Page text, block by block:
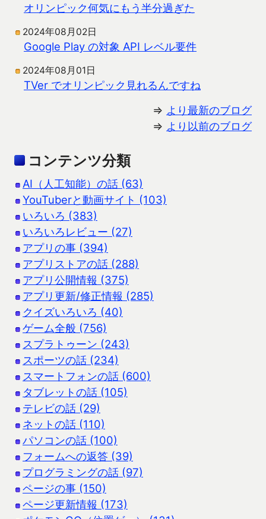
オリンピック何気にもう半分過ぎた
2024年08月02日
Google Play の対象 API レベル要件
2024年08月01日
TVer でオリンピック見れるんですね
⇒ より最新のブログ
⇒ より以前のブログ
コンテンツ分類
AI（人工知能）の話 (63)
YouTuberと動画サイト (103)
いろいろ (383)
いろいろレビュー (27)
アプリの事 (394)
アプリストアの話 (288)
アプリ公開情報 (375)
アプリ更新/修正情報 (285)
クイズいろいろ (40)
ゲーム全般 (756)
スプラトゥーン (243)
スポーツの話 (234)
スマートフォンの話 (600)
タブレットの話 (105)
テレビの話 (29)
ネットの話 (110)
パソコンの話 (100)
フォームへの返答 (39)
プログラミングの話 (97)
ページの事 (150)
ページ更新情報 (173)